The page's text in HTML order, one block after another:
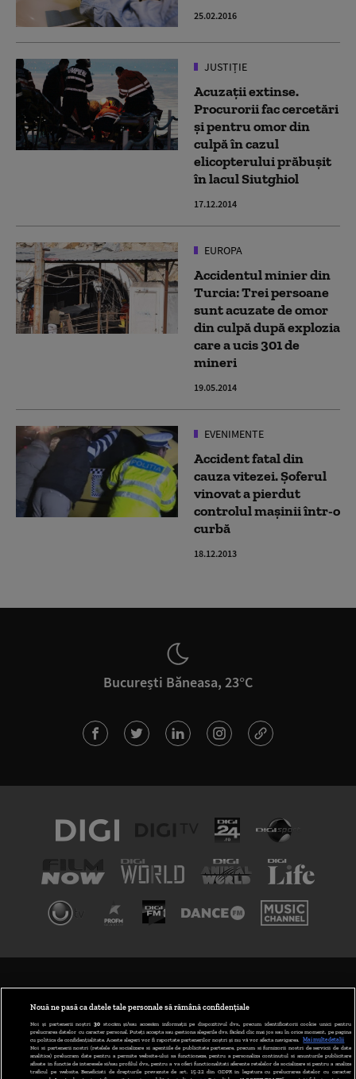
25.02.2016
JUSTIȚIE
Acuzaţii extinse.
Procurorii fac cercetări
şi pentru omor din
culpă în cazul
elicopterului prăbuşit
în lacul Siutghiol
17.12.2014
EUROPA
Accidentul minier din
Turcia: Trei persoane
sunt acuzate de omor
din culpă după explozia
care a ucis 301 de
mineri
19.05.2014
EVENIMENTE
Accident fatal din
cauza vitezei. Șoferul
vinovat a pierdut
controlul mașinii într-o
curbă
18.12.2013
București Băneasa, 23°C
ABONARE DIGI TV
GESTIONAȚI PREFERINȚELE
Nouă ne pasă ca datele tale personale să rămână confidențiale
Noi și partenerii noștri 30stocăm și/sau accesăm informații pe dispozitivul dvs., precum identificatorii cookie unici pentru
prelucrarea datelor cu caracter personal. Puteți accepta sau gestiona alegerile dvs. făcând clic mai jos sau în orice moment, pe pagina
cu politica de confidențialitate. Aceste alegeri vor fi raportate partenerilor noștri și nu vă vor afecta navigarea.
Mai multe detalii
Noi si partenerii nostri (retelele de socializare si agentiile de publicitate partenere, precum si furnizorii nostri de servicii de date
analitice) prelucram date pentru a permite website-ului sa functioneze, pentru a personaliza continutul si anunturile publicitare
afisate in functie de interesele si/sau profilul dvs., pentru a va oferi functionalitati aferente retelelor de socializare si pentru a analiza
traficul pe website. Beneficiati de drepturile prevazute de art. 15-22 din GDPR in legatura cu prelucrarea datelor cu caracter